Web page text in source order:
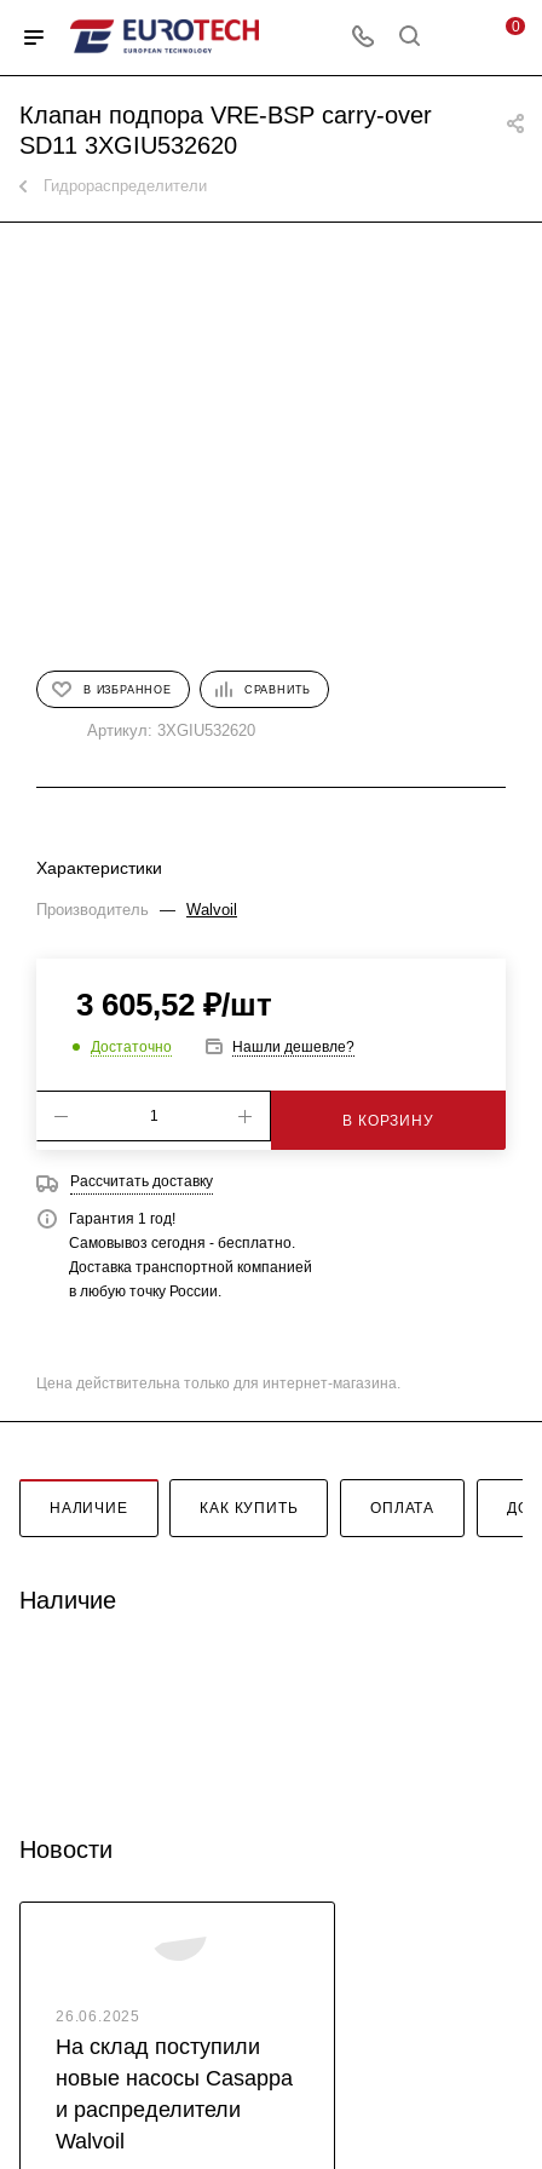
0
Клапан подпора VRE-BSP carry-over
SD11 3XGIU532620
Гидрораспределители
В ИЗБРАННОЕ СРАВНИТЬ
Артикул: 3XGIU532620
Характеристики
Производитель — Walvoil
3 605,52 ₽/шт
Достаточно Нашли дешевле?
В КОРЗИНУ
Рассчитать доставку
Гарантия 1 год!
Самовывоз сегодня - бесплатно.
Доставка транспортной компанией
в любую точку России.
Цена действительна только для интернет-магазина.
НАЛИЧИЕ КАК КУПИТЬ ОПЛАТА
Наличие
Новости
26.06.2025
На склад поступили
новые насосы Casappa
и распределители
Walvoil